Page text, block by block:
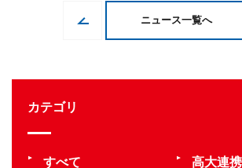
ニュース一覧へ
カテゴリ
すべて
高大連携